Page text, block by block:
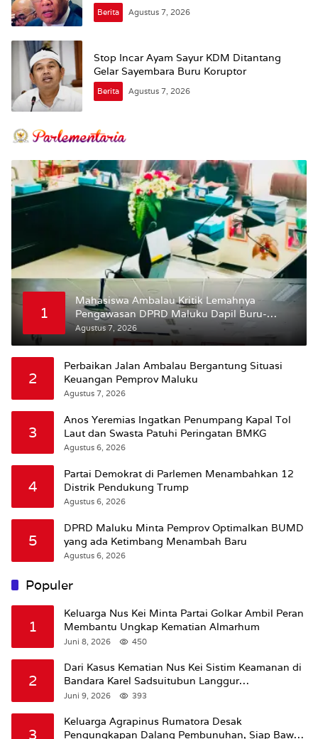
Berita Agustus 7, 2026
Stop Incar Ayam Sayur KDM Ditantang
Gelar Sayembara Buru Koruptor
Berita Agustus 7, 2026
1
Mahasiswa Ambalau Kritik Lemahnya
Pengawasan DPRD Maluku Dapil Buru-
Bursel Terhadap Proses Perubahan Status
Agustus 7, 2026
2
Perbaikan Jalan Ambalau Bergantung Situasi
Keuangan Pemprov Maluku
Agustus 7, 2026
3
Anos Yeremias Ingatkan Penumpang Kapal Tol
Laut dan Swasta Patuhi Peringatan BMKG
Agustus 6, 2026
4
Partai Demokrat di Parlemen Menambahkan 12
Distrik Pendukung Trump
Agustus 6, 2026
5
DPRD Maluku Minta Pemprov Optimalkan BUMD
yang ada Ketimbang Menambah Baru
Agustus 6, 2026
Populer
1
Keluarga Nus Kei Minta Partai Golkar Ambil Peran
Membantu Ungkap Kematian Almarhum
Juni 8, 2026 450
2
Dari Kasus Kematian Nus Kei Sistim Keamanan di
Bandara Karel Sadsuitubun Langgur
Dipertanyakan
Juni 9, 2026 393
3
Keluarga Agrapinus Rumatora Desak
Pengungkapan Dalang Pembunuhan, Siap Bawa